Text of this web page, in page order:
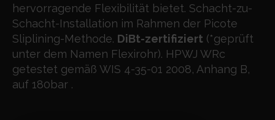
hervorragende Flexibilität bietet. Schacht-zu-
Schacht-Installation im Rahmen der Picote
Sliplining-Methode. DiBt-zertifiziert (*geprüft
unter dem Namen Flexirohr). HPWJ WRc
getestet gemäß WIS 4-35-01 2008, Anhang B,
auf 180bar .